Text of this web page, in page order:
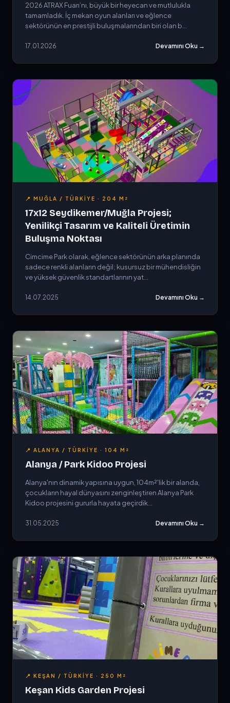
2026 ATRAX Fuarı’nı, büyük bir heyecan ve mutlulukla
tamamladık. İç mekan oyun alanları ve eğlence
sektörünün en prestijli buluşmalarından biri olan b...
17.01.2026 Devamını Oku →
📍 MUĞLA / TÜRKIYE · 204 M²
17x12 Seydikemer/Muğla Projesi;
Yenilikçi Tasarım ve Kaliteli Üretimin
Buluşma Noktası
Cimcime Park olarak, eğlence sektörünün arka planında
sadece renkli alanların değil; kusursuz bir mühendisliğin
ve yüksek güvenlik standartlarının yat...
14.07.2025 Devamını Oku →
📍 ALANYA / TÜRKIYE · 104 M²
Alanya / Park Kidoo Projesi
Alanya'nın dinamik yapısına uygun, 104m²'lik bir alanda,
çocukların hayal dünyasını zenginleştiren Alanya Park
Kidoo projesini gururla hayata geçirdik...
31.05.2025 Devamını Oku →
📍 KEŞAN / TÜRKIYE · 250 M²
Keşan Kids Garden Projesi